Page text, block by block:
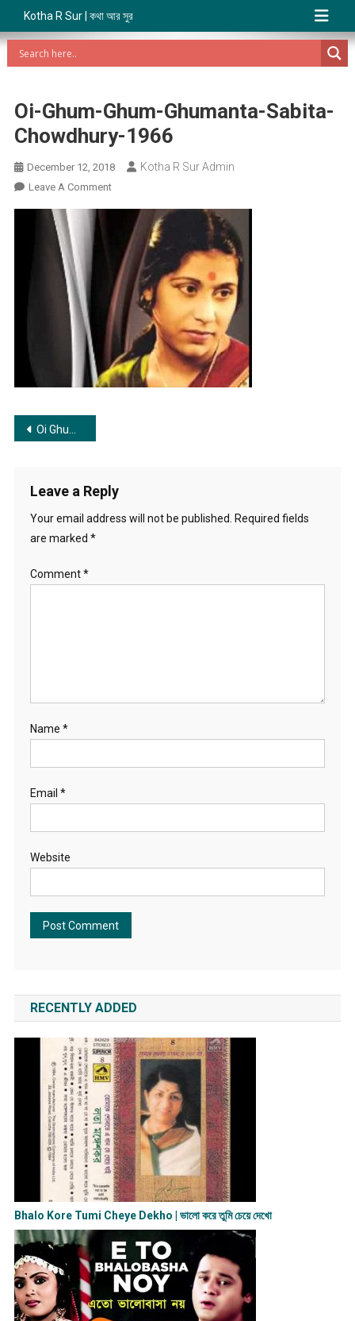
Kotha R Sur | কথা আর সুর
Oi-Ghum-Ghum-Ghumanta-Sabita-
Chowdhury-1966
December 12, 2018 Kotha R Sur Admin
Leave A CommentOn
Ghum-
Ghum-
Ghumanta-
Sabita-
Chowdhury-
1966
Post
Oi Ghum Ghum Ghumonto | ওই ঘুম ঘুম ঘুমন্ত
Leave a Reply
Your email address will not be published.
Required fields
are marked *
Comment*
Name *
Email *
Website
RECENTLY ADDED
Bhalo Kore Tumi Cheye Dekho | ভালো করে তুমি চেয়ে দেখো